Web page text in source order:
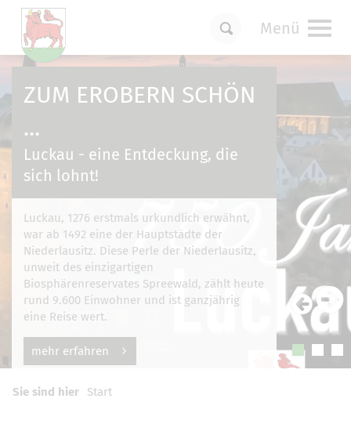
Menü
ZUM EROBERN SCHÖN
...
Luckau - eine Entdeckung, die
sich lohnt!
Luckau, 1276 erstmals urkundlich erwähnt,
war ab 1492 eine der Hauptstädte der
Niederlausitz. Diese Perle der Niederlausitz,
unweit des einzigartigen
Biosphärenreservates Spreewald, zählt heute
rund 9.600 Einwohner und ist ganzjährig
eine Reise wert.
mehr erfahren
Sie sind hier Start
Um Einstellungen zur Barrierefreiheit
für funktionale Cookiesin den Cookie-